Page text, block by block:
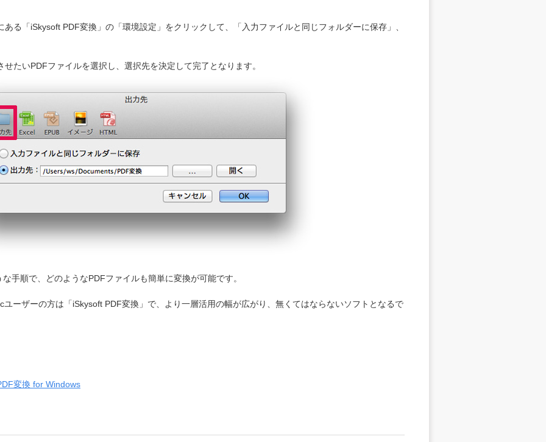
る「iSkysoft PDF変換」の「環境設定」をクリックして、「入力ファイルと同じフォルダーに保存」、
たいPDFファイルを選択し、選択先を決定して完了となります。
手順で、どのようなPDFファイルも簡単に変換が可能です。
ーザーの方は「iSkysoft PDF変換」で、より一層活用の幅が広がり、無くてはならないソフトとなるで
変換 for Windows